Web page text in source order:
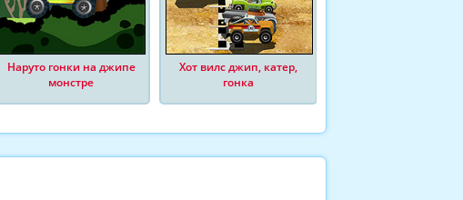
Наруто гонки на джипе
монстре
Хот вилс джип, катер,
гонка